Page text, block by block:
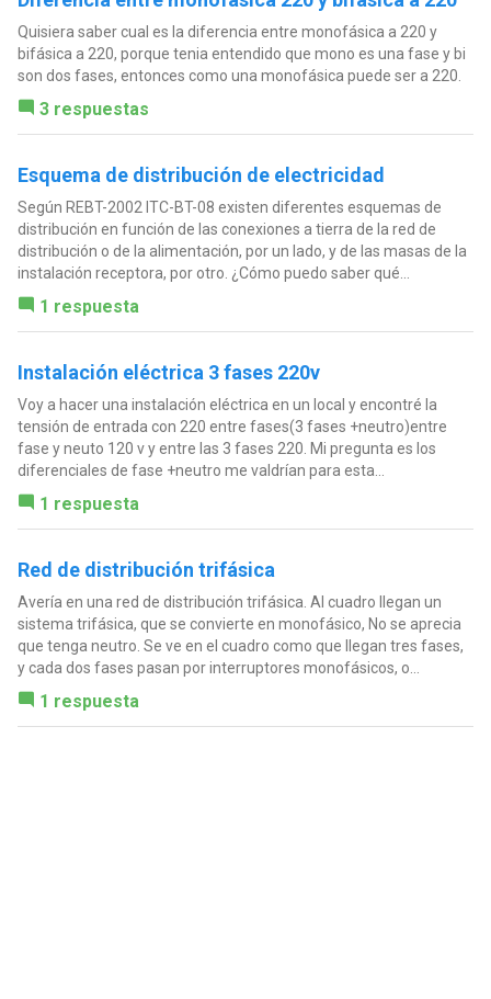
Quisiera saber cual es la diferencia entre monofásica a 220 y
bifásica a 220, porque tenia entendido que mono es una fase y bi
son dos fases, entonces como una monofásica puede ser a 220.
3 respuestas
Esquema de distribución de electricidad
Según REBT-2002 ITC-BT-08 existen diferentes esquemas de
distribución en función de las conexiones a tierra de la red de
distribución o de la alimentación, por un lado, y de las masas de la
instalación receptora, por otro. ¿Cómo puedo saber qué...
1 respuesta
Instalación eléctrica 3 fases 220v
Voy a hacer una instalación eléctrica en un local y encontré la
tensión de entrada con 220 entre fases(3 fases +neutro)entre
fase y neuto 120 v y entre las 3 fases 220. Mi pregunta es los
diferenciales de fase +neutro me valdrían para esta...
1 respuesta
Red de distribución trifásica
Avería en una red de distribución trifásica. Al cuadro llegan un
sistema trifásica, que se convierte en monofásico, No se aprecia
que tenga neutro. Se ve en el cuadro como que llegan tres fases,
y cada dos fases pasan por interruptores monofásicos, o...
1 respuesta